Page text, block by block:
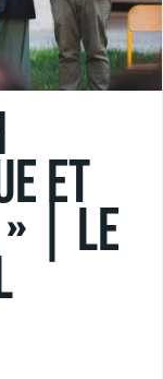
ET
» | Le